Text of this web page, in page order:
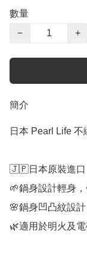
數量
−
+
簡介
日本 Pearl Life
🇯🇵日本原裝進口
🌱鍋身設計輕身
🌸鍋身凹凸紋設
🌿適用於明火及